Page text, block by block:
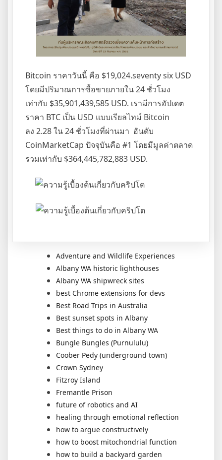
Bitcoin ราคาวันนี้ คือ $19,024.seventy six USD
โดยมีปริมาณการซื้อขายภายใน 24 ชั่วโมง
เท่ากับ $35,901,439,585 USD. เรามีการอัปเดต
ราคา BTC เป็น USD แบบเรียลไทม์ Bitcoin
ลง 2.28 ใน 24 ชั่วโมงที่ผ่านมา อันดับ
CoinMarketCap ปัจจุบันคือ #1 โดยมีมูลค่าตลาด
รวมเท่ากับ $364,445,782,883 USD.
Adventure and Wildlife Experiences
Albany WA historic lighthouses
Albany WA shipwreck sites
best Chrome extensions for devs
Best Road Trips in Australia
Best sunset spots in Albany
Best things to do in Albany WA
Bungle Bungles (Purnululu)
Coober Pedy (underground town)
Crown Sydney
Fitzroy Island
Fremantle Prison
future of robotics and AI
healing through emotional reflection
how to argue constructively
how to boost mitochondrial function
how to build a backyard garden